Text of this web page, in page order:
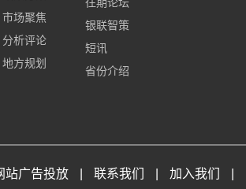
市场聚焦
分析评论
地方规划
银联智策
短讯
省份介绍
站广告投放 联系我们 加入我们